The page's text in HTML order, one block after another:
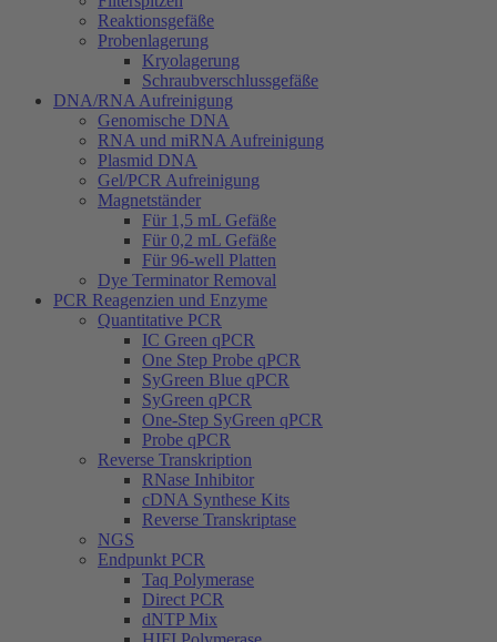
Reaktionsgefäße
Probenlagerung
Kryolagerung
Schraubverschlussgefäße
DNA/RNA Aufreinigung
Genomische DNA
RNA und miRNA Aufreinigung
Plasmid DNA
Gel/PCR Aufreinigung
Magnetständer
Für 1,5 mL Gefäße
Für 0,2 mL Gefäße
Für 96-well Platten
Dye Terminator Removal
PCR Reagenzien und Enzyme
Quantitative PCR
IC Green qPCR
One Step Probe qPCR
SyGreen Blue qPCR
SyGreen qPCR
One-Step SyGreen qPCR
Probe qPCR
Reverse Transkription
RNase Inhibitor
cDNA Synthese Kits
Reverse Transkriptase
NGS
Endpunkt PCR
Taq Polymerase
Direct PCR
dNTP Mix